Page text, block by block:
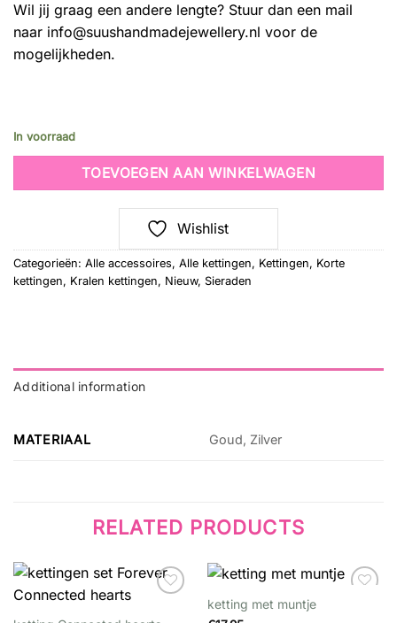
Wil jij graag een andere lengte? Stuur dan een mail
naar info@suushandmadejewellery.nl voor de
mogelijkheden.
In voorraad
TOEVOEGEN AAN WINKELWAGEN
Wishlist
Categorieën: Alle accessoires, Alle kettingen, Kettingen, Korte
kettingen, Kralen kettingen, Nieuw, Sieraden
Additional information
MATERIAAL Goud, Zilver
RELATED PRODUCTS
ketting met muntje